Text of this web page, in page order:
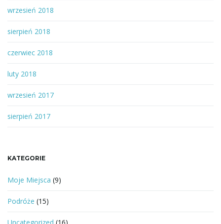
wrzesień 2018
sierpień 2018
czerwiec 2018
luty 2018
wrzesień 2017
sierpień 2017
KATEGORIE
Moje Miejsca (9)
Podróże (15)